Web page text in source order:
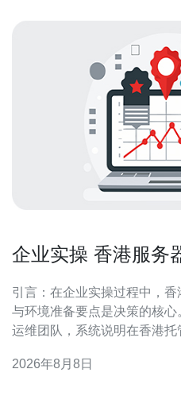
企业实操 香港服务
引言：在企业实操过程中，
与环境准备要点是决策的核
运维团队，系统说明在香港
与稳定性，便于在区域化（
2026年8月8日